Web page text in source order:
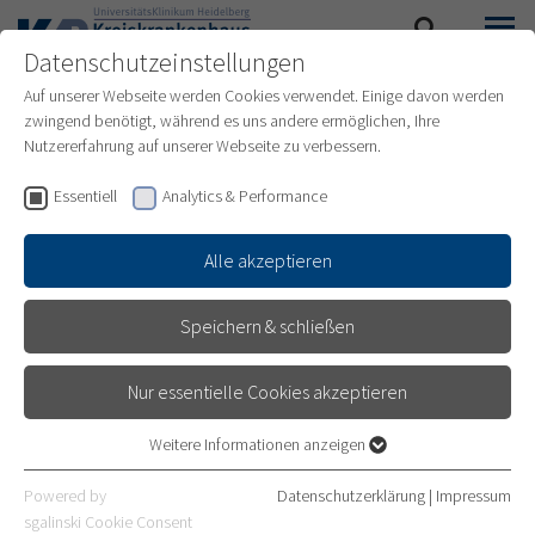
© Markus Bachmann, Stuttgart
UNSER
WAHLLEISTUNGSANGEBOT
Datenschutzeinstellungen
Auf unserer Webseite werden Cookies verwendet. Einige davon werden
zwingend benötigt, während es uns andere ermöglichen, Ihre
Nutzererfahrung auf unserer Webseite zu verbessern.
Essentiell Analytics & Performance
Alle akzeptieren
Speichern & schließen
Nur essentielle Cookies akzeptieren
Essentielle Cookies werden für grundlegende Funktionen der
Webseite benötigt. Dadurch ist gewährleistet, dass die Webseite
Weitere Informationen anzeigen
Powered by
sgalinski Cookie Consent
Datenschutzerklärung | Impressum